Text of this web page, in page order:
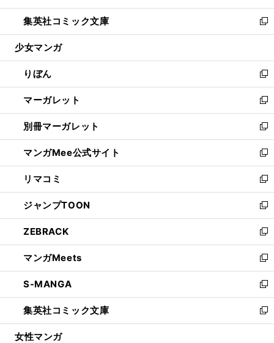
開
く
ウ
で
開
ン
ド
ウ
開
く
ウ
ィ
ン
ウ
で
開
く
し
い
ウ
ン
ド
ウ
で
開
く
集英社コミック文庫
新
し
ウ
ィ
ン
ド
ウ
で
開
く
少女マンガ
りぼん
新
し
い
ウ
ィ
ン
ド
ウ
で
開
く
マーガレット
新
し
い
ウ
ィ
ン
ド
ウ
で
開
く
別冊マーガレット
新
し
い
ウ
ィ
ン
ド
ウ
で
開
く
マンガMee公式サイト
新
し
い
ウ
ィ
ン
ド
ウ
で
開
く
リマコミ
新
し
い
ウ
ィ
ン
ド
ウ
で
開
く
ジャンプTOON
新
し
い
ウ
ィ
ン
ド
ウ
で
開
ZEBRACK
新
し
い
ウ
ィ
ン
ド
ウ
マンガMeets
新
し
い
ウ
ィ
ン
S-MANGA
新
し
い
ウ
集英社コミック文庫
新
し
女性マンガ